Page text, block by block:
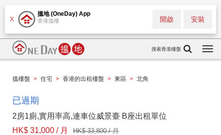
X
搵地 (OneDay) App
香港搵樓 安裝
開啟
搜索香港樓盤
搵樓盤 > 住宅 > 香港的出租樓盤 > 東區 > 北角
已過期
2房1廁,實用率高,連車位威景臺 B座出租單位
HK$ 31,000 / 月
HK$ 33,800 / 月